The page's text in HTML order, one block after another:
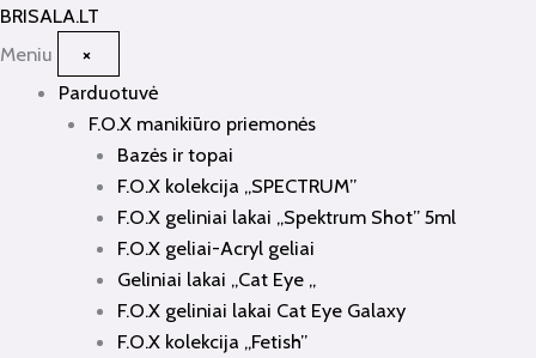
BRISALA.LT
Meniu
×
Parduotuvė
F.O.X manikiūro priemonės
Bazės ir topai
F.O.X kolekcija „SPECTRUM”
F.O.X geliniai lakai „Spektrum Shot” 5ml
F.O.X geliai-Acryl geliai
Geliniai lakai „Cat Eye „
F.O.X geliniai lakai Cat Eye Galaxy
F.O.X kolekcija „Fetish”
Pereiti
prie